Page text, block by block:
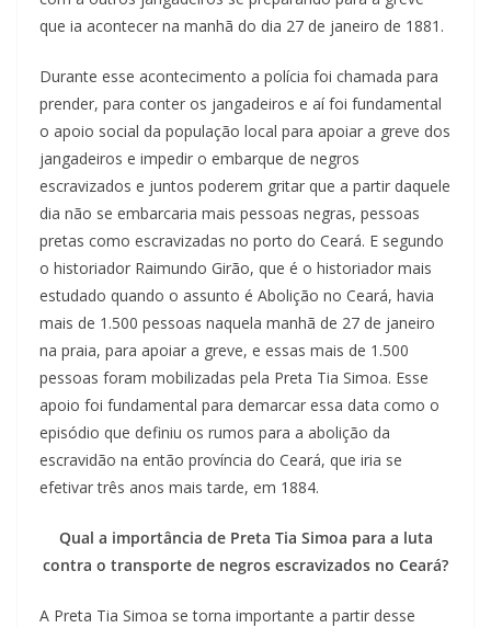
que ia acontecer na manhã do dia 27 de janeiro de 1881.
Durante esse acontecimento a polícia foi chamada para
prender, para conter os jangadeiros e aí foi fundamental
o apoio social da população local para apoiar a greve dos
jangadeiros e impedir o embarque de negros
escravizados e juntos poderem gritar que a partir daquele
dia não se embarcaria mais pessoas negras, pessoas
pretas como escravizadas no porto do Ceará. E segundo
o historiador Raimundo Girão, que é o historiador mais
estudado quando o assunto é Abolição no Ceará, havia
mais de 1.500 pessoas naquela manhã de 27 de janeiro
na praia, para apoiar a greve, e essas mais de 1.500
pessoas foram mobilizadas pela Preta Tia Simoa. Esse
apoio foi fundamental para demarcar essa data como o
episódio que definiu os rumos para a abolição da
escravidão na então província do Ceará, que iria se
efetivar três anos mais tarde, em 1884.
Qual a importância de Preta Tia Simoa para a luta
contra o transporte de negros escravizados no Ceará?
A Preta Tia Simoa se torna importante a partir desse